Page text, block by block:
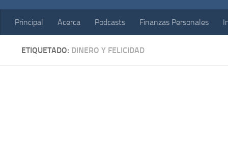
Principal Acerca Podcasts Finanzas Personales
ETIQUETADO: DINERO Y FELICIDAD